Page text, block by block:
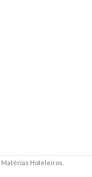
. Matérias Hoteleiros.